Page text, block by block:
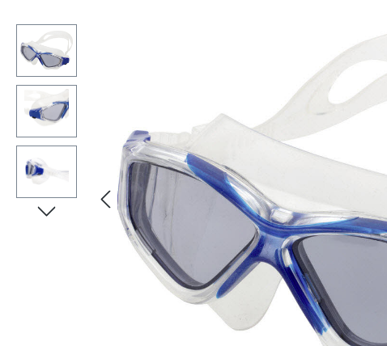
Bildergalerie überspringen